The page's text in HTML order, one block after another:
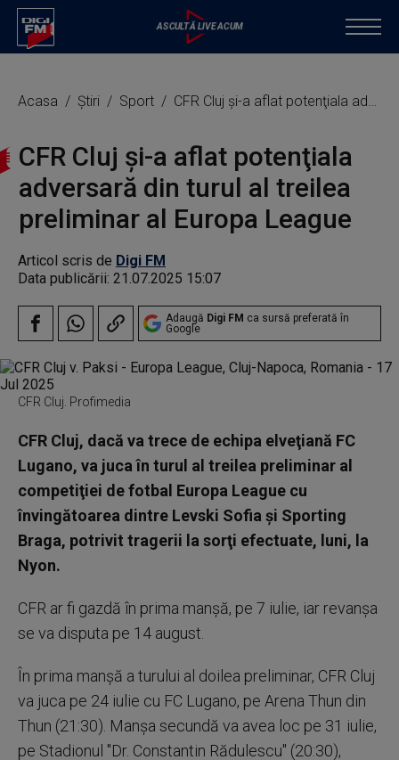
Acasa Știri Sport CFR Cluj şi-a aflat potenţiala adversară din turul al treilea preliminar al Europa League
CFR Cluj şi-a aflat potenţiala
adversară din turul al treilea
preliminar al Europa League
Articol scris de Digi FM
Data publicării: 21.07.2025 15:07
Adaugă Digi FM ca sursă preferată în
Google
CFR Cluj. Profimedia
CFR Cluj, dacă va trece de echipa elveţiană FC
Lugano, va juca în turul al treilea preliminar al
competiţiei de fotbal Europa League cu
învingătoarea dintre Levski Sofia şi Sporting
Braga, potrivit tragerii la sorţi efectuate, luni, la
Nyon.
CFR ar fi gazdă în prima manşă, pe 7 iulie, iar revanşa
se va disputa pe 14 august.
În prima manşă a turului al doilea preliminar, CFR Cluj
va juca pe 24 iulie cu FC Lugano, pe Arena Thun din
Thun (21:30). Manşa secundă va avea loc pe 31 iulie,
pe Stadionul ''Dr. Constantin Rădulescu'' (20:30),